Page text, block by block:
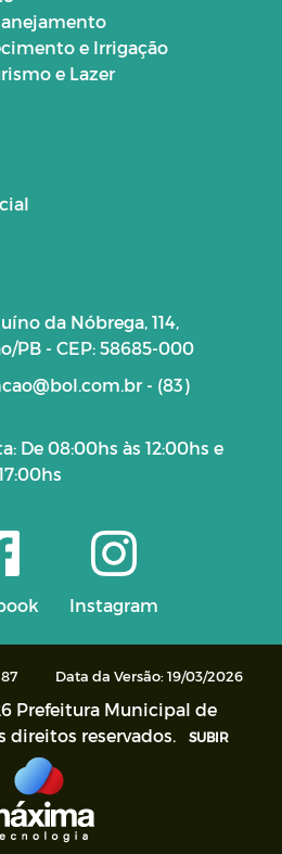
e Irrigação
e Lazer
da Nóbrega, 114,
PB - CEP: 58685-000
- (83)
De 08:00hs às 12:00hs e
Instagram
Data da Versão: 19/03/2026
Prefeitura Municipal de
direitos reservados.
SUBIR